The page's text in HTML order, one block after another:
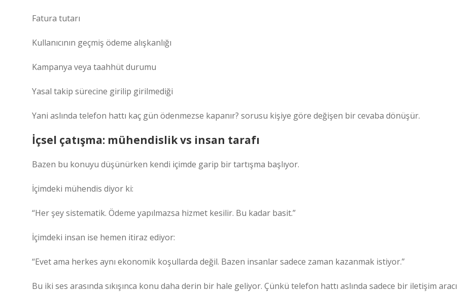
Fatura tutarı
Kullanıcının geçmiş ödeme alışkanlığı
Kampanya veya taahhüt durumu
Yasal takip sürecine girilip girilmediği
Yani aslında telefon hattı kaç gün ödenmezse kapanır? sorusu kişiye göre değişen bir cevaba dönüşür.
İçsel çatışma: mühendislik vs insan tarafı
Bazen bu konuyu düşünürken kendi içimde garip bir tartışma başlıyor.
İçimdeki mühendis diyor ki:
“Her şey sistematik. Ödeme yapılmazsa hizmet kesilir. Bu kadar basit.”
İçimdeki insan ise hemen itiraz ediyor:
“Evet ama herkes aynı ekonomik koşullarda değil. Bazen insanlar sadece zaman kazanmak istiyor.”
Bu iki ses arasında sıkışınca konu daha derin bir hale geliyor. Çünkü telefon hattı aslında sadece bir iletişim aracı